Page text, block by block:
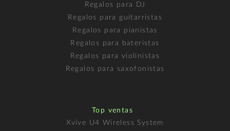
Regalos para DJ
Regalos para guitarristas
Regalos para pianistas
Regalos para bateristas
Regalos para violinistas
Regalos para saxofonistas
Top ventas
Xvive U4 Wireless System